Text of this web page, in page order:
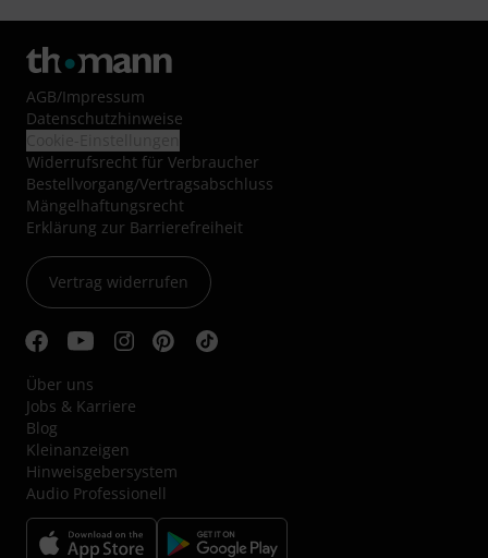
AGB/Impressum
Datenschutzhinweise
Widerrufsrecht für Verbraucher
Bestellvorgang/Vertragsabschluss
Mängelhaftungsrecht
Erklärung zur Barrierefreiheit
Vertrag widerrufen
Über uns
Jobs & Karriere
Blog
Kleinanzeigen
Hinweisgebersystem
Audio Professionell